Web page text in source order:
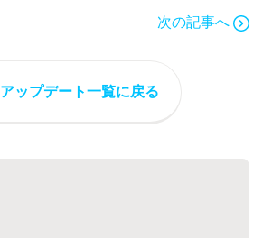
次の記事へ
アップデート一覧に戻る